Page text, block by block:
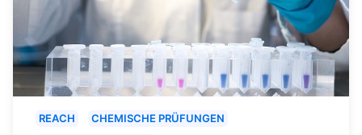
REACH
CHEMISCHE PRÜFUNGEN